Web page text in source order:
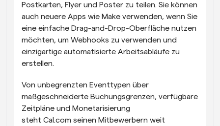
Postkarten, Flyer und Poster zu teilen. Sie können
auch neuere Apps wie Make verwenden, wenn Sie
eine einfache Drag-and-Drop-Oberfläche nutzen
möchten, um Webhooks zu verwenden und
einzigartige automatisierte Arbeitsabläufe zu
erstellen.
Von unbegrenzten Eventtypen über
maßgeschneiderte Buchungsgrenzen, verfügbare
Zeitpläne und Monetarisierung
steht Cal.com seinen Mitbewerbern weit